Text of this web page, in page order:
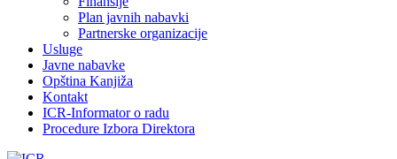
Plan javnih nabavki
Partnerske organizacije
Usluge
Javne nabavke
Opština Kanjiža
Kontakt
ICR-Informator o radu
Procedure Izbora Direktora